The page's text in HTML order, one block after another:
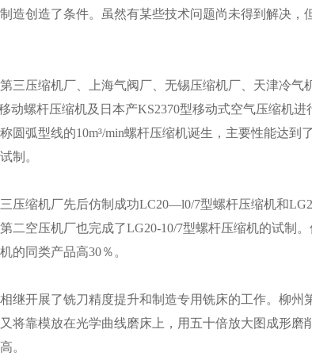
造创造了条件。虽然有某些技术问题尚未得到解决，
三压缩机厂、上海气阀厂、无锡压缩机厂、天津冷气
动螺杆压缩机及日本产KS2370型移动式空气压缩机
圆弧型线的10m³/min螺杆压缩机诞生，主要性能达到
制。
压缩机厂先后仿制成功LC20—l0/7型螺杆压缩机和
二空压机厂也完成了LG20-10/7型螺杆压缩机的试制
的同类产品高30％。
继开展了铣刀精度提升和制造专用铣床的工作。柳州
将靠模放在光学曲线磨床上，用五十倍放大图成形磨
。